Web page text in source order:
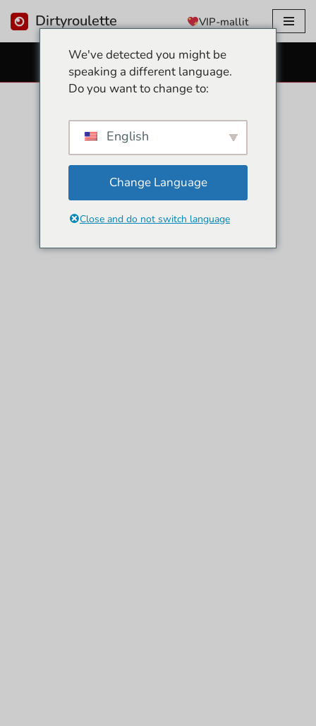
Dirtyroulette VIP-mallit
ILMAISET SEKSIVERKKOKAMERAT
We've detected you might be
speaking a different language.
Do you want to change to:
English
Change Language
Close and do not switch language